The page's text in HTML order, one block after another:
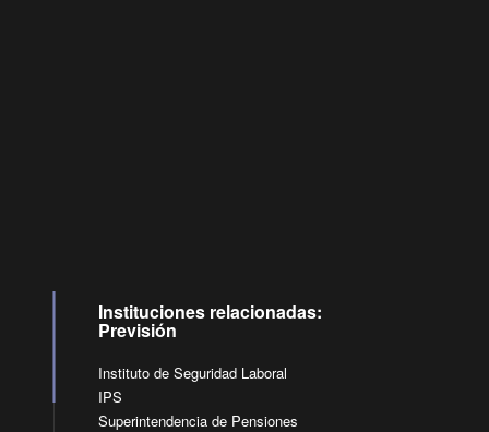
Instituciones relacionadas:
Previsión
Instituto de Seguridad Laboral
IPS
Superintendencia de Pensiones